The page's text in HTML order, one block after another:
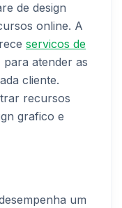
de design
online. A
servicos de
para atender as
cliente.
recursos
grafico e
um